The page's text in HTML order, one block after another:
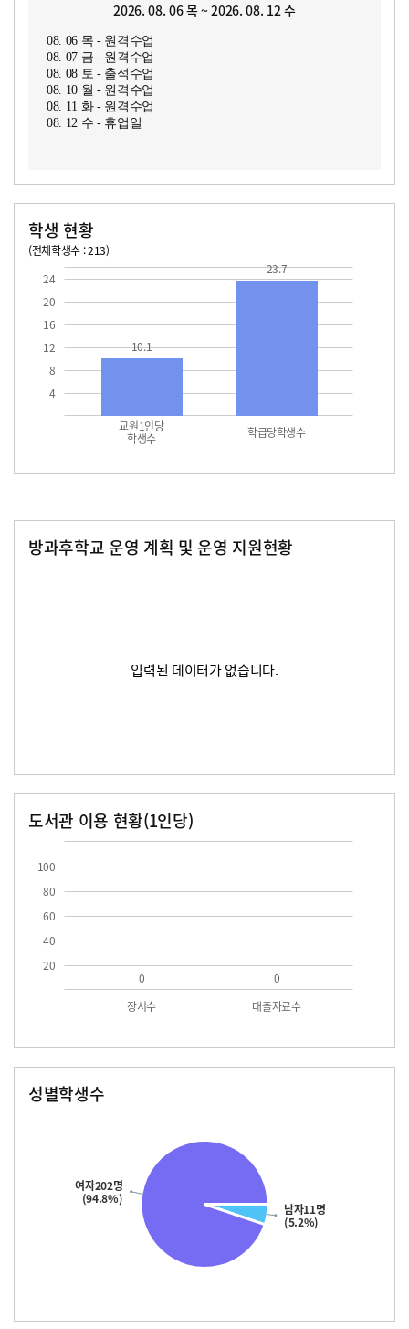
2026. 08. 06 목 ~ 2026. 08. 12 수
08. 06 목 - 원격수업
08. 07 금 - 원격수업
08. 08 토 - 출석수업
08. 10 월 - 원격수업
08. 11 화 - 원격수업
08. 12 수 - 휴업일
학생 현황
(전체학생수 : 213)
4
8
12
16
20
24
교원1인당
학생수 학급당학생수
10.1
23.7
방과후학교 운영 계획 및 운영 지원현황
입력된 데이터가 없습니다.
도서관 이용 현황(1인당)
20
40
60
80
100
장서수 대출자료수
0 0
성별학생수
남자11명
(5.2%)
여자202명
(94.8%)